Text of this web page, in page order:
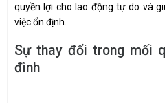
quyền lợi cho lao động tự do và
việc ổn định.
Sự thay đổi trong mối
đình